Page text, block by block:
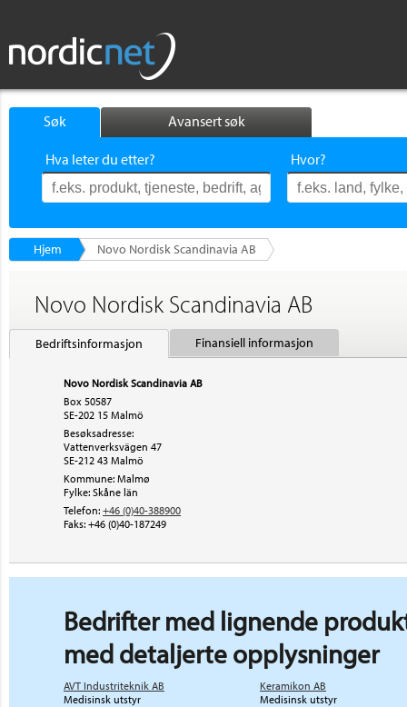
Søk Avansert søk
Hva leter du etter? Hvor?
Hjem Novo Nordisk Scandinavia AB
Novo Nordisk Scandinavia AB
Bedriftsinformasjon Finansiell informasjon
Novo Nordisk Scandinavia AB
Box 50587
SE-202 15 Malmö
Besøksadresse:
Vattenverksvägen 47
SE-212 43 Malmö
Kommune: Malmø
Fylke: Skåne län
Telefon: +46 (0)40-388900
Faks: +46 (0)40-187249
Bedrifter med lignende
med detaljerte opplysninger
AVT Industriteknik AB
Medisinsk utstyr
Keramikon AB
Medisinsk utstyr